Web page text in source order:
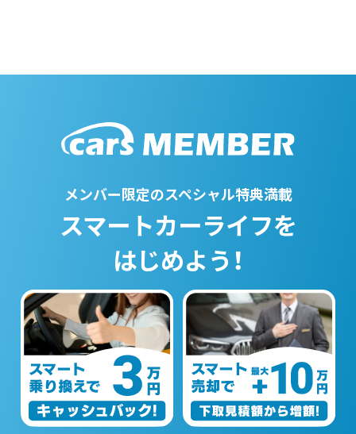
メンバー限定のスペシャル特典満載
スマートカーライフを
はじめよう！